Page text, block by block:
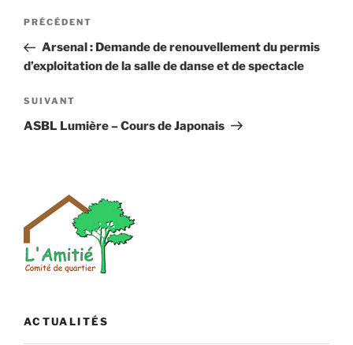
Navigation
l’article
Article
précédent
PRÉCÉDENT
Arsenal : Demande de renouvellement du permis
d’exploitation de la salle de danse et de spectacle
Article
suivant
SUIVANT
ASBL Lumière – Cours de Japonais
ACTUALITÉS